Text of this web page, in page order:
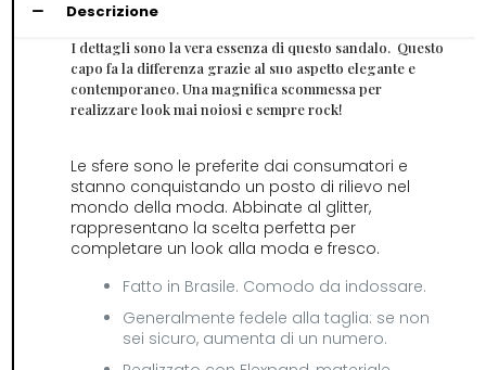
Descrizione
I dettagli sono la vera essenza di questo sandalo. Questo
capo fa la differenza grazie al suo aspetto elegante e
contemporaneo. Una magnifica scommessa per
realizzare look mai noiosi e sempre rock!
Le sfere sono le preferite dai consumatori e
stanno conquistando un posto di rilievo nel
mondo della moda. Abbinate al glitter,
rappresentano la scelta perfetta per
completare un look alla moda e fresco.
Fatto in Brasile. Comodo da indossare.
Generalmente fedele alla taglia: se non
sei sicuro, aumenta di un numero.